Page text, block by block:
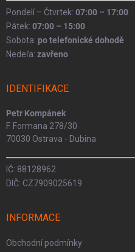
Pondelí – Čtvrtek: 07:00 – 17:00
Pátek: 07:00 – 15:00
Sobota: po telefonické dohodě
Nedeľa: zavřeno
IDENTIFIKACE
Petr Kompánek
F. Formana 278/30
70030 Ostrava - Dubina
IČ: 88128962
DIČ: CZ7909025619
INFORMACE
Obchodní podmínky